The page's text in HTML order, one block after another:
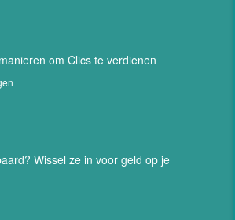
om Clics te verdienen
Wissel ze in voor geld op je